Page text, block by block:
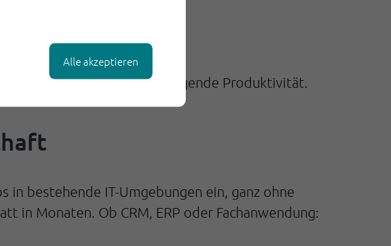
Alle akzeptieren
Aufwand und messbar steigende Produktivität.
bestehende IT-Umgebungen ein, ganz ohne
in Monaten. Ob CRM, ERP oder Fachanwendung: